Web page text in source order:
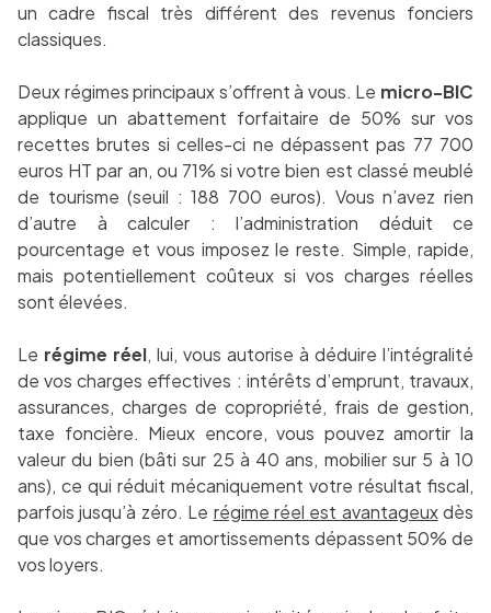
un cadre fiscal très différent des revenus fonciers
classiques.
Deux régimes principaux s’offrent à vous. Le micro-BIC
applique un abattement forfaitaire de 50% sur vos
recettes brutes si celles-ci ne dépassent pas 77 700
euros HT par an, ou 71% si votre bien est classé meublé
de tourisme (seuil : 188 700 euros). Vous n’avez rien
d’autre à calculer : l’administration déduit ce
pourcentage et vous imposez le reste. Simple, rapide,
mais potentiellement coûteux si vos charges réelles
sont élevées.
Le régime réel, lui, vous autorise à déduire l’intégralité
de vos charges effectives : intérêts d’emprunt, travaux,
assurances, charges de copropriété, frais de gestion,
taxe foncière. Mieux encore, vous pouvez amortir la
valeur du bien (bâti sur 25 à 40 ans, mobilier sur 5 à 10
ans), ce qui réduit mécaniquement votre résultat fiscal,
parfois jusqu’à zéro. Le régime réel est avantageuxdès
que vos charges et amortissements dépassent 50% de
vos loyers.